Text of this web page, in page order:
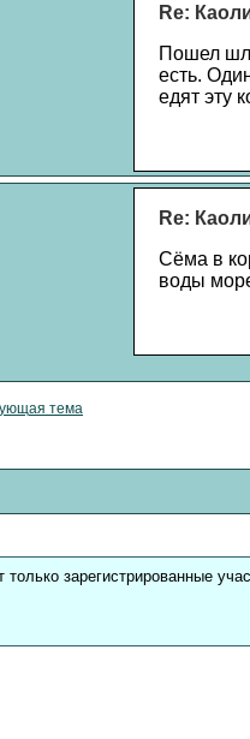
Re:
Пошел
есть.
едят эту
Re:
Сёма в
воды
тема
зарегистрированные